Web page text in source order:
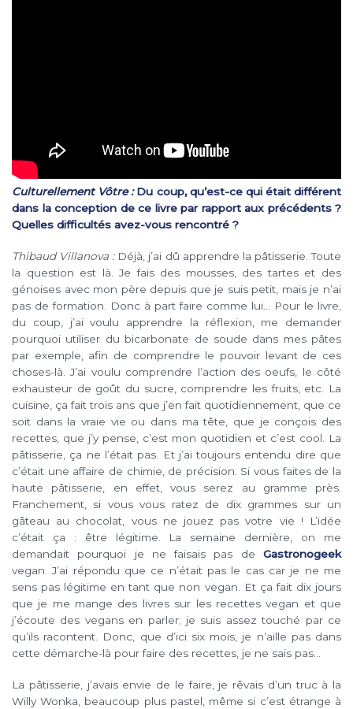
Culturellement Vôtre :Du coup, qu’est-ce qui était différent
dans la conception de ce livre par rapport aux précédents ?
Quelles difficultés avez-vous rencontré ?
Thibaud Villanova :Déjà, j’ai dû apprendre la pâtisserie. Toute
la question est là. Je fais des mousses, des tartes et des
génoises avec mon père depuis que je suis petit, mais je n’ai
pas de formation. Donc à part faire comme lui… Pour le livre,
du coup, j’ai voulu apprendre la réflexion, me demander
pourquoi utiliser du bicarbonate de soude dans mes pâtes
par exemple, afin de comprendre le pouvoir levant de ces
choses-là. J’ai voulu comprendre l’action des oeufs, le côté
exhausteur de goût du sucre, comprendre les fruits, etc. La
cuisine, ça fait trois ans que j’en fait quotidiennement, que ce
soit dans la vraie vie ou dans ma tête, que je conçois des
recettes, que j’y pense, c’est mon quotidien et c’est cool. La
pâtisserie, ça ne l’était pas. Et j’ai toujours entendu dire que
c’était une affaire de chimie, de précision. Si vous faites de la
haute pâtisserie, en effet, vous serez au gramme près.
Franchement, si vous vous ratez de dix grammes sur un
gâteau au chocolat, vous ne jouez pas votre vie ! L’idée
c’était ça : être légitime. La semaine dernière, on me
demandait pourquoi je ne faisais pas de Gastronogeek
vegan. J’ai répondu que ce n’était pas le cas car je ne me
sens pas légitime en tant que non vegan. Et ça fait dix jours
que je me mange des livres sur les recettes vegan et que
j’écoute des vegans en parler; je suis assez touché par ce
qu’ils racontent. Donc, que d’ici six mois, je n’aille pas dans
cette démarche-là pour faire des recettes, je ne sais pas…
La pâtisserie, j’avais envie de le faire, je rêvais d’un truc à la
Willy Wonka, beaucoup plus pastel, même si c’est étrange à